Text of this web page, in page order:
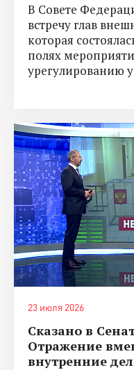
В Совете
встречу глав
которая
полях
урегулированию
23 июля 2026
Сказано в
Отражение
внутренние